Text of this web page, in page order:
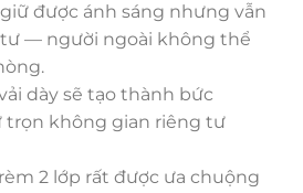
được ánh sáng nhưng vẫn
— người ngoài không thể
dày sẽ tạo thành bức
trọn không gian riêng tư
2 lớp rất được ưa chuộng